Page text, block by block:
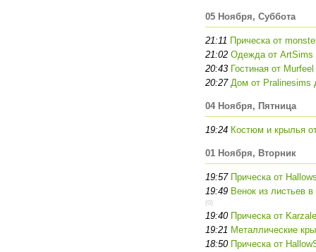
05 Ноября, Суббота
21:11 Прическа от
21:02 Одежда от ArtSims
20:43 Гостиная от
20:27 Дом от Pralinesims
04 Ноября, Пятница
19:24 Костюм и крылья
01 Ноября, Вторник
19:57 Прическа от
19:49 Венок из листьев
(0)
19:40 Прическа от
19:21 Металлические
18:50 Прическа от